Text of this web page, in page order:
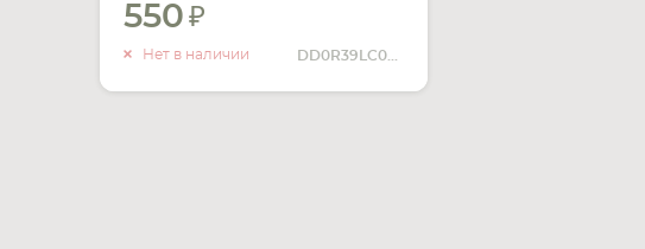
550
Нет в наличии
О НАЛИЧИИ